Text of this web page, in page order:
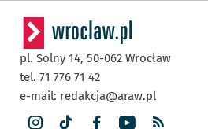
pl. Solny 14, 50-062 Wrocław
tel. 71 776 71 42
e-mail: redakcja@araw.pl